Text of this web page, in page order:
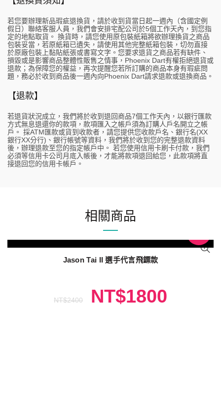
若您要辦理新品瑕疵退換貨，請於收到貨當日起一週內（含國定例
假日）聯絡客服人員，我們會安排宅配公司於5個工作天內，到您指
定的地點取貨。 換貨時，請您使用原包裝紙箱將欲辦理換貨之商品
包裝妥當，若原紙箱已遺失，請使用其他完整紙箱包裝，切勿直接
於原廠包裝上黏貼紙張或書寫文字。您要求退貨之商品若有缺件、
損毀或是影響商品整體性販售之情事，Phoenix Dart有權拒絕退貨或
退款；為保障您的權益，再次提醒您若所訂購的商品本身有瑕疵問
題，務必於收到商品後一週內向Phoenix Dart請求退款或退換商品。
【退款】
若退貨狀況成立，我們將於收到退回商品7個工作天內，以銀行匯款
方式無息退還你的款項，款項匯入之帳戶須為訂購人戶名開立之帳
戶。 採ATM匯款或貨到收款者，請您提供您收款戶名、銀行名(XX
銀行XX分行)、銀行帳號等資料，我們將於收到您的完整退款資料
後，辦理退款至您的指定帳戶中。 若您使用信用卡刷卡付款，我們
必須等信用卡公司月底入帳後，才能將款項退回給您，此款項將直
接退回您的信用卡帳戶。
相關商品
Jason Tai II 選手代言飛鏢款
NT$2400 NT$1800